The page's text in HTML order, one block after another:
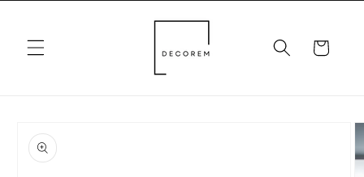
Pular
Carrinho
informações
do produto